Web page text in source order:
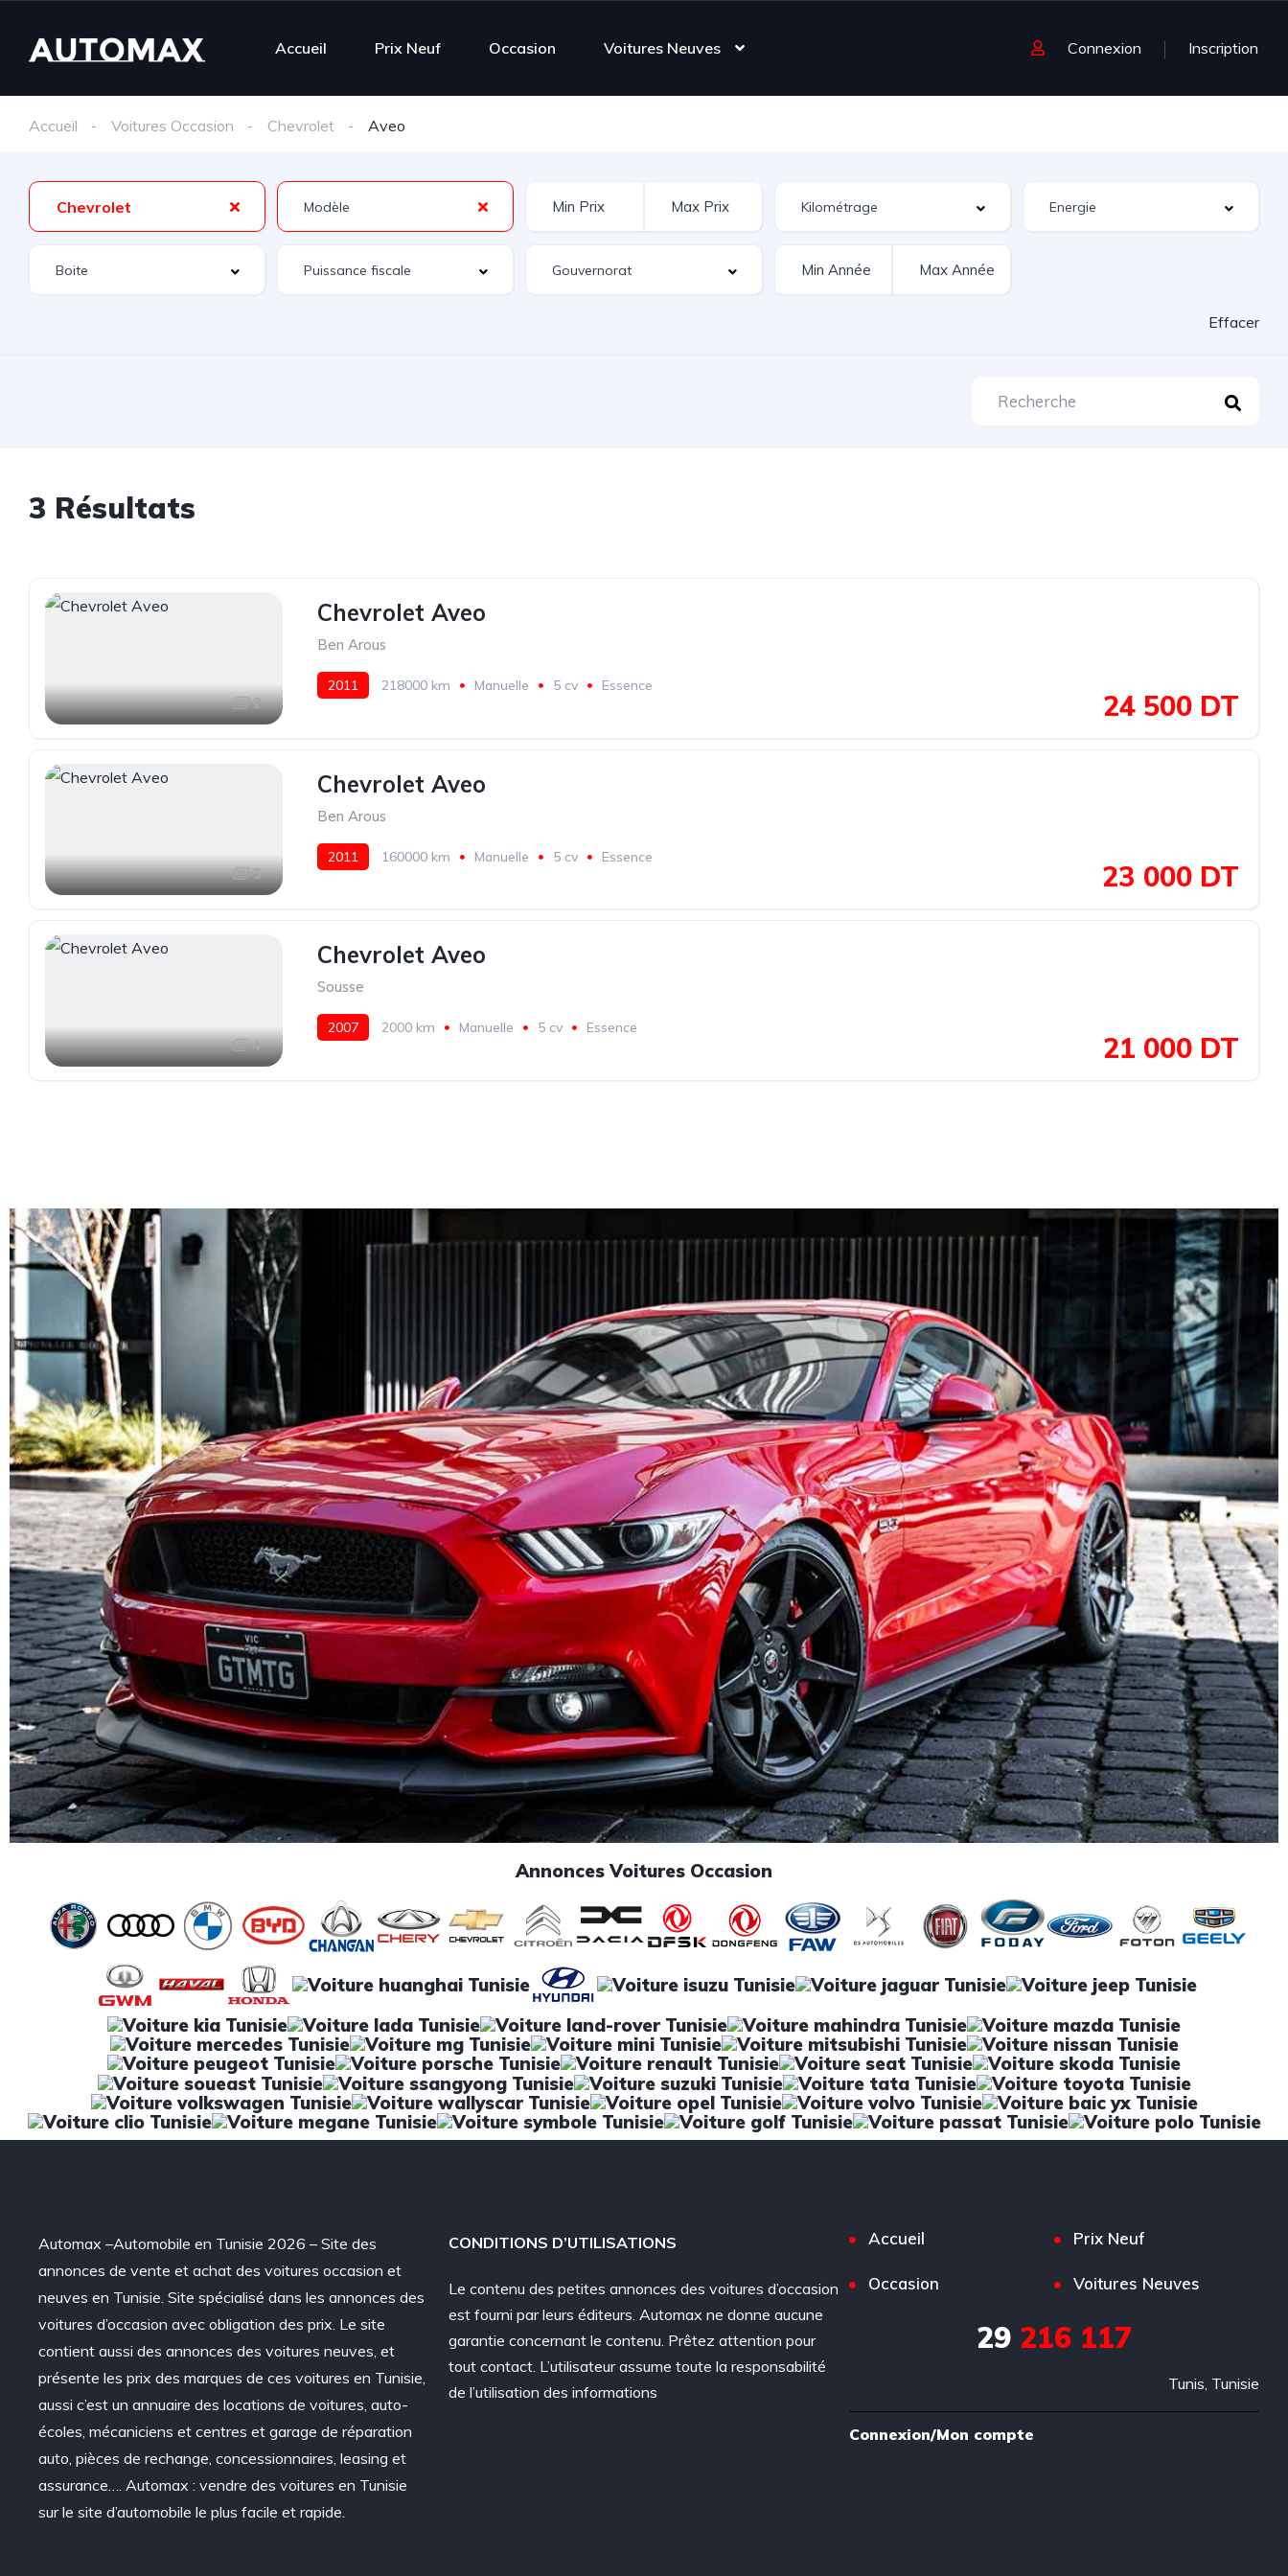
Accueil Prix Neuf Occasion Voitures Neuves Connexion Inscription
Accueil Voitures Occasion Chevrolet Aveo
Chevrolet
Effacer
3 Résultats
2
Chevrolet Aveo
Ben Arous
2011 218000 km Manuelle 5 cv Essence
24 500 DT
5
Chevrolet Aveo
Ben Arous
2011 160000 km Manuelle 5 cv Essence
23 000 DT
4
Chevrolet Aveo
Sousse
2007 2000 km Manuelle 5 cv Essence
21 000 DT
Annonces Voitures Occasion
Automax –Automobile en Tunisie 2026 – Site des
annonces de vente et achat des voitures occasion et
neuves en Tunisie. Site spécialisé dans les annonces des
voitures d’occasion avec obligation des prix. Le site
contient aussi des annonces des voitures neuves, et
présente les prix des marques de ces voitures en Tunisie,
aussi c’est un annuaire des locations de voitures, auto-
écoles, mécaniciens et centres et garage de réparation
auto, pièces de rechange, concessionnaires, leasing et
assurance…. Automax : vendre des voitures en Tunisie
sur le site d’automobile le plus facile et rapide.
CONDITIONS D’UTILISATIONS
Le contenu des petites annonces des voitures d’occasion
est fourni par leurs éditeurs. Automax ne donne aucune
garantie concernant le contenu. Prêtez attention pour
tout contact. L’utilisateur assume toute la responsabilité
de l’utilisation des informations
Accueil Prix Neuf
Occasion Voitures Neuves
29216 117
Tunis, Tunisie
Connexion/Mon compte